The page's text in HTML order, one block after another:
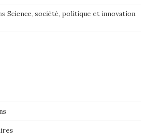
Science, société, politique et innovation